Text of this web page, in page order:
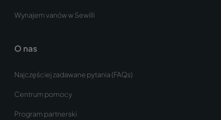
Wynajem vanów w Sewilli
O nas
Najczęściej zadawane pytania (FAQs)
Centrum pomocy
Program partnerski